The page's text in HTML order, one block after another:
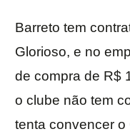
Barreto tem
Glorioso, e no
de compra de R$
o clube não tem
tenta convencer